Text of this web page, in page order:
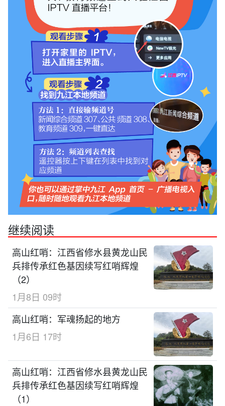
继续阅读
高山红哨：江西省修水县黄龙山民
兵排传承红色基因续写红哨辉煌
（2）
1月8日 09时
高山红哨：军魂扬起的地方
1月6日 17时
高山红哨：江西省修水县黄龙山民
兵排传承红色基因续写红哨辉煌
（1）